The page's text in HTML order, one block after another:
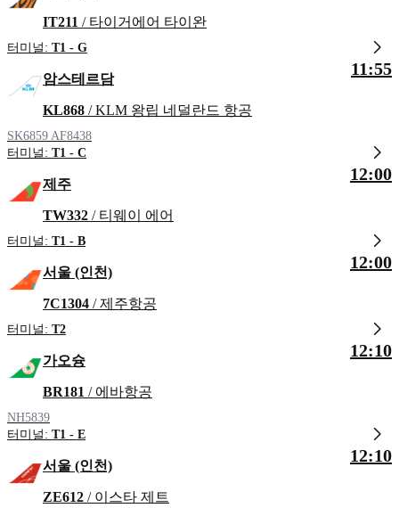
IT211 / 타이거에어 타이완
터미널: T1 - G
암스테르담
KL868 / KLM 왕립 네덜란드 항공
SK6859 AF8438
터미널: T1 - C
11:55
제주
TW332 / 티웨이 에어
터미널: T1 - B
12:00
서울 (인천)
7C1304 / 제주항공
터미널: T2
12:00
가오슝
BR181 / 에바항공
NH5839
터미널: T1 - E
12:10
서울 (인천)
ZE612 / 이스타 제트
12:10